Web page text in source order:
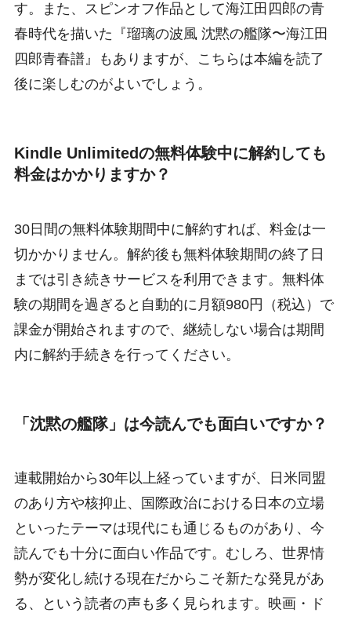
す。また、スピンオフ作品として海江田四郎の青
春時代を描いた『瑠璃の波風 沈黙の艦隊〜海江田
四郎青春譜』もありますが、こちらは本編を読了
後に楽しむのがよいでしょう。
Kindle Unlimitedの無料体験中に解約しても
料金はかかりますか？
30日間の無料体験期間中に解約すれば、料金は一
切かかりません。解約後も無料体験期間の終了日
までは引き続きサービスを利用できます。無料体
験の期間を過ぎると自動的に月額980円（税込）で
課金が開始されますので、継続しない場合は期間
内に解約手続きを行ってください。
「沈黙の艦隊」は今読んでも面白いですか？
連載開始から30年以上経っていますが、日米同盟
のあり方や核抑止、国際政治における日本の立場
といったテーマは現代にも通じるものがあり、今
読んでも十分に面白い作品です。むしろ、世界情
勢が変化し続ける現在だからこそ新たな発見があ
る、という読者の声も多く見られます。映画・ド